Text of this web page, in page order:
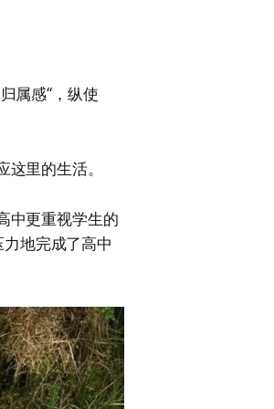
属感“，纵使
里的生活。
中更重视学生的
地完成了高中